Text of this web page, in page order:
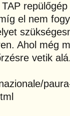
el nem
Ahol még
vetik